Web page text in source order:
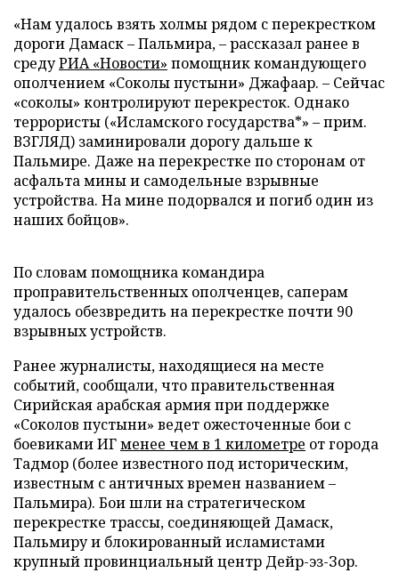
«Нам удалось взять холмы рядом с перекрестком
дороги Дамаск – Пальмира, – рассказал ранее в
средуРИА «Новости» помощник командующего
ополчением «Соколы пустыни» Джафаар. – Сейчас
«соколы» контролируют перекресток. Однако
террористы («Исламского государства*» – прим.
ВЗГЛЯД) заминировали дорогу дальше к
Пальмире. Даже на перекрестке по сторонам от
асфальта мины и самодельные взрывные
устройства. На мине подорвался и погиб один из
наших бойцов».
По словам помощника командира
проправительственных ополченцев, саперам
удалось обезвредить на перекрестке почти 90
взрывных устройств.
Ранее журналисты, находящиеся на месте
событий, сообщали, что правительственная
Сирийская арабская армия при поддержке
«Соколов пустыни» ведет ожесточенные бои с
боевиками ИГменее чем в 1 километре от города
Тадмор (более известного под историческим,
известным с античных времен названием –
Пальмира). Бои шли на стратегическом
перекрестке трассы, соединяющей Дамаск,
Пальмиру и блокированный исламистами
крупный провинциальный центр Дейр-эз-Зор.